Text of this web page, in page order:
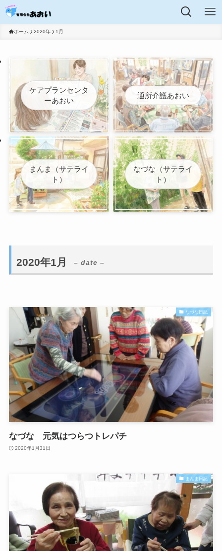
ホーム 2020年 1月
ケアプランセンタ
ーあおい
通所介護あおい
まんま（サテライ
ト）
なづな（サテライ
ト）
2020年1月 – date –
なづな日記
なづな 元気はつらつトレパチ
2020年1月31日
まんま日記